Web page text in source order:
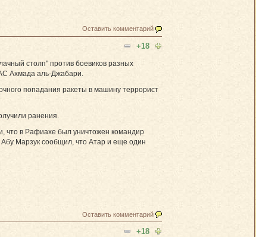
Оставить комментарий
+18
столп" против боевиков разных
Ахмада аль-Джабари.
попадания ракеты в машину террорист
ранения.
что в Рафиахе был уничтожен командир
Марзук сообщил, что Атар и еще один
Оставить комментарий
+18